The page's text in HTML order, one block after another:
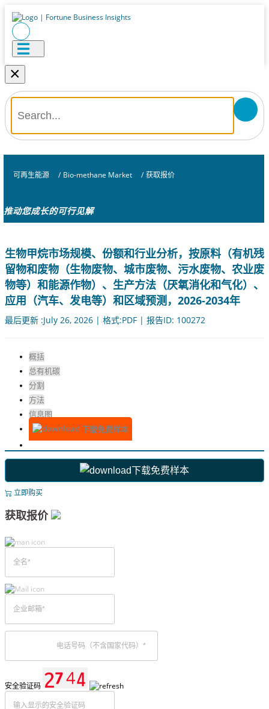
×
可再生能源 / Bio-methane Market / 获取报价
推动您成长的可行见解
生物甲烷市场规模、份额和行业分析，按原料（有机残
留物和废物（生物废物、城市废物、污水废物、农业废
物等）和能源作物）、生产方法（厌氧消化和气化）、
应用（汽车、发电等）和区域预测，2026-2034年
最后更新 :July 26, 2026 | 格式:PDF | 报告ID: 100272
概括
总有机碳
分割
方法
信息图
下载免费样本
下载免费样本
立即购买
获取报价
安全验证码